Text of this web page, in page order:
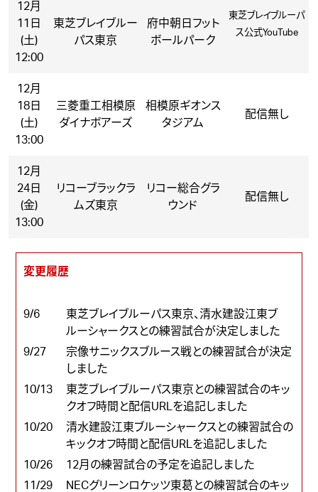
12月
11日
(土)
12:00
東芝ブレイブルー
パス東京
府中朝日フット
ボールパーク
東芝ブレイブルーパ
ス公式YouTube
12月
18日
(土)
13:00
三菱重工相模原
ダイナボアーズ
相模原ギオンス
タジアム
配信無し
12月
24日
(金)
13:00
リコーブラックラ
ムズ東京
リコー総合グラ
ウンド
配信無し
変更履歴
9/6
東芝ブレイブルーパス東京、清水建設江東ブ
ルーシャークスとの練習試合が決定しました
9/27
宗像サニックスブルース戦との練習試合が決定
しました
10/13
東芝ブレイブルーパス東京との練習試合のキッ
クオフ時間と配信URLを追記しました
10/20
清水建設江東ブルーシャークスとの練習試合の
キックオフ時間と配信URLを追記しました
10/26
12月の練習試合の予定を追記しました
11/29
NECグリーンロケッツ東葛との練習試合のキッ